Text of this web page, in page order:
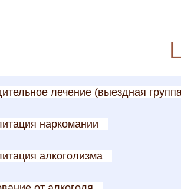
лечение (выездная
наркомании
алкоголизма